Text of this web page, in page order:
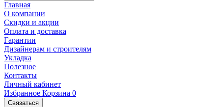
Главная
О компании
Скидки и акции
Оплата и доставка
Гарантии
Дизайнерам и строителям
Укладка
Полезное
Контакты
Личный кабинет
Избранное Корзина 0
Связаться